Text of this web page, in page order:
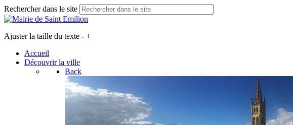
Rechercher dans le site
Ajuster la taille du texte - +
Accueil
Découvrir la ville
Back